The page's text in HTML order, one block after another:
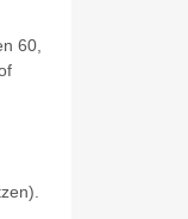
60,